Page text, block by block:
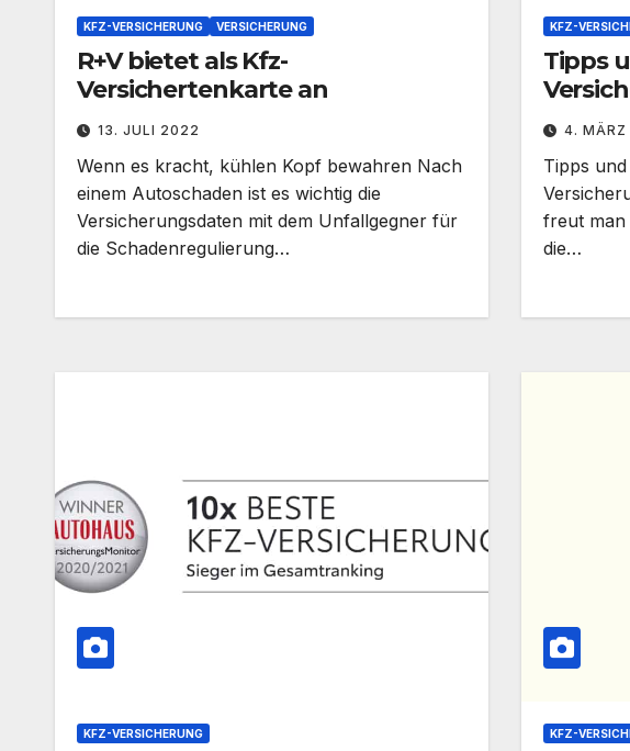
KFZ-VERSICHERUNG VERSICHERUNG
R+V bietet als Kfz-
Versichertenkarte an
13. JULI 2022
Wenn es kracht, kühlen Kopf bewahren Nach
einem Autoschaden ist es wichtig die
Versicherungsdaten mit dem Unfallgegner für
die Schadenregulierung…
KFZ-
Tipps
4.
Tipps
freut man
die…
KFZ-VERSICHERUNG KFZ-